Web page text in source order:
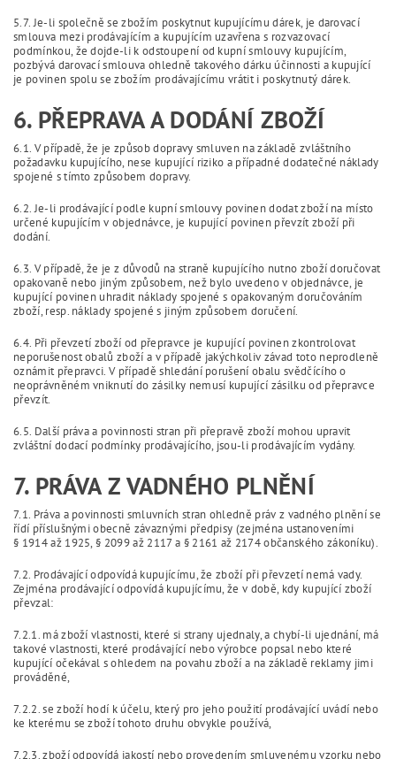
5.7. Je-li společně se zbožím poskytnut kupujícímu dárek, je darovací
smlouva mezi prodávajícím a kupujícím uzavřena s rozvazovací
podmínkou, že dojde-li k odstoupení od kupní smlouvy kupujícím,
pozbývá darovací smlouva ohledně takového dárku účinnosti a kupující
je povinen spolu se zbožím prodávajícímu vrátit i poskytnutý dárek.
6. PŘEPRAVA A DODÁNÍ ZBOŽÍ
6.1. V případě, že je způsob dopravy smluven na základě zvláštního
požadavku kupujícího, nese kupující riziko a případné dodatečné náklady
spojené s tímto způsobem dopravy.
6.2. Je-li prodávající podle kupní smlouvy povinen dodat zboží na místo
určené kupujícím v objednávce, je kupující povinen převzít zboží při
dodání.
6.3. V případě, že je z důvodů na straně kupujícího nutno zboží doručovat
opakovaně nebo jiným způsobem, než bylo uvedeno v objednávce, je
kupující povinen uhradit náklady spojené s opakovaným doručováním
zboží, resp. náklady spojené s jiným způsobem doručení.
6.4. Při převzetí zboží od přepravce je kupující povinen zkontrolovat
neporušenost obalů zboží a v případě jakýchkoliv závad toto neprodleně
oznámit přepravci. V případě shledání porušení obalu svědčícího o
neoprávněném vniknutí do zásilky nemusí kupující zásilku od přepravce
převzít.
6.5. Další práva a povinnosti stran při přepravě zboží mohou upravit
zvláštní dodací podmínky prodávajícího, jsou-li prodávajícím vydány.
7. PRÁVA Z VADNÉHO PLNĚNÍ
7.1. Práva a povinnosti smluvních stran ohledně práv z vadného plnění se
řídí příslušnými obecně závaznými předpisy (zejména ustanoveními
§ 1914 až 1925, § 2099 až 2117 a § 2161 až 2174 občanského zákoníku).
7.2. Prodávající odpovídá kupujícímu, že zboží při převzetí nemá vady.
Zejména prodávající odpovídá kupujícímu, že v době, kdy kupující zboží
převzal:
7.2.1. má zboží vlastnosti, které si strany ujednaly, a chybí-li ujednání, má
takové vlastnosti, které prodávající nebo výrobce popsal nebo které
kupující očekával s ohledem na povahu zboží a na základě reklamy jimi
prováděné,
7.2.2. se zboží hodí k účelu, který pro jeho použití prodávající uvádí nebo
ke kterému se zboží tohoto druhu obvykle používá,
7.2.3. zboží odpovídá jakostí nebo provedením smluvenému vzorku nebo